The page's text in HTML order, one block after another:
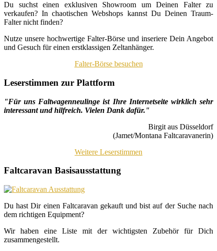
Du suchst einen exklusiven Showroom um Deinen Falter zu
verkaufen? In chaotischen Webshops kannst Du Deinen Traum-
Falter nicht finden?
Nutze unsere hochwertige Falter-Börse und inseriere Dein Angebot
und Gesuch für einen erstklassigen Zeltanhänger.
Falter-Börse besuchen
Leserstimmen zur Plattform
"Für uns Faltwagenneulinge ist Ihre Internetseite wirklich sehr
interessant und hilfreich. Vielen Dank dafür."
Birgit aus Düsseldorf
(Jamet/Montana Faltcaravanerin)
Weitere Leserstimmen
Faltcaravan Basisausstattung
Du hast Dir einen Faltcaravan gekauft und bist auf der Suche nach
dem richtigen Equipment?
Wir haben eine Liste mit der wichtigsten Zubehör für Dich
zusammengestellt.